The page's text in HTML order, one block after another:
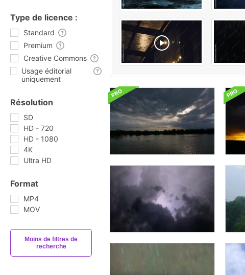
Type de licence :
Standard
Premium
Creative Commons
Usage éditorial
uniquement
Résolution
SD
HD - 720
HD - 1080
4K
Ultra HD
Format
MP4
MOV
Moins de filtres de
recherche